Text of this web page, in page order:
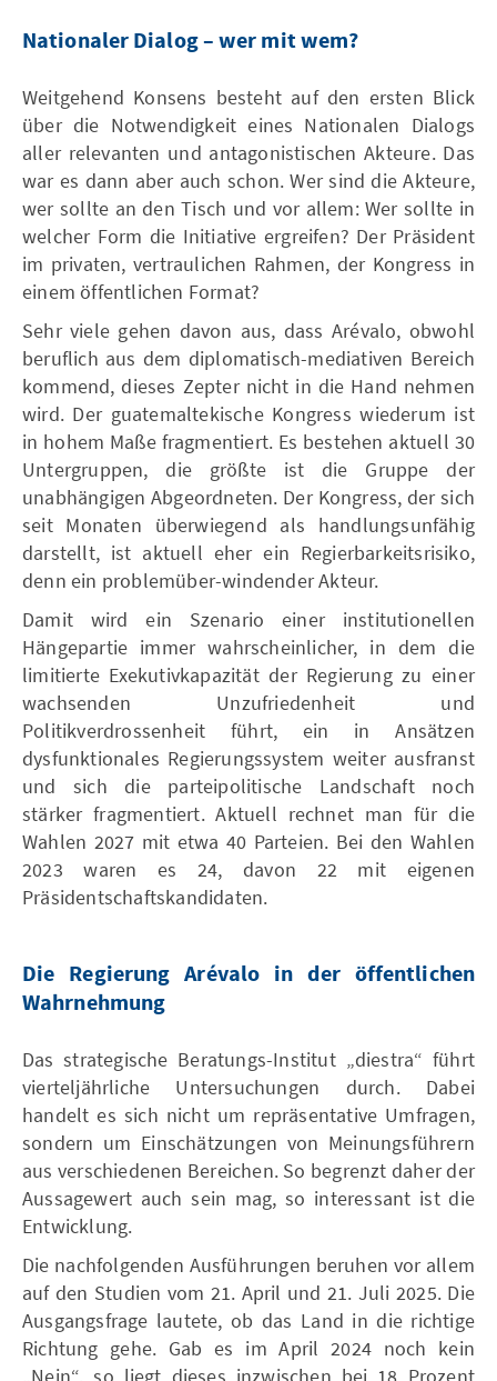
Nationaler Dialog – wer mit wem?
Weitgehend Konsens besteht auf den ersten Blick
über die Notwendigkeit eines Nationalen Dialogs
aller relevanten und antagonistischen Akteure. Das
war es dann aber auch schon. Wer sind die Akteure,
wer sollte an den Tisch und vor allem: Wer sollte in
welcher Form die Initiative ergreifen? Der Präsident
im privaten, vertraulichen Rahmen, der Kongress in
einem öffentlichen Format?
Sehr viele gehen davon aus, dass Arévalo, obwohl
beruflich aus dem diplomatisch-mediativen Bereich
kommend, dieses Zepter nicht in die Hand nehmen
wird. Der guatemaltekische Kongress wiederum ist
in hohem Maße fragmentiert. Es bestehen aktuell 30
Untergruppen, die größte ist die Gruppe der
unabhängigen Abgeordneten. Der Kongress, der sich
seit Monaten überwiegend als handlungsunfähig
darstellt, ist aktuell eher ein Regierbarkeitsrisiko,
denn ein problemüber-windender Akteur.
Damit wird ein Szenario einer institutionellen
Hängepartie immer wahrscheinlicher, in dem die
limitierte Exekutivkapazität der Regierung zu einer
wachsenden Unzufriedenheit und
Politikverdrossenheit führt, ein in Ansätzen
dysfunktionales Regierungssystem weiter ausfranst
und sich die parteipolitische Landschaft noch
stärker fragmentiert. Aktuell rechnet man für die
Wahlen 2027 mit etwa 40 Parteien. Bei den Wahlen
2023 waren es 24, davon 22 mit eigenen
Präsidentschaftskandidaten.
Die Regierung Arévalo in der öffentlichen
Wahrnehmung
Das strategische Beratungs-Institut „diestra“ führt
vierteljährliche Untersuchungen durch. Dabei
handelt es sich nicht um repräsentative Umfragen,
sondern um Einschätzungen von Meinungsführern
aus verschiedenen Bereichen. So begrenzt daher der
Aussagewert auch sein mag, so interessant ist die
Entwicklung.
Die nachfolgenden Ausführungen beruhen vor allem
auf den Studien vom 21. April und 21. Juli 2025. Die
Ausgangsfrage lautete, ob das Land in die richtige
Richtung gehe. Gab es im April 2024 noch kein
„Nein“, so liegt dieses inzwischen bei 18 Prozent